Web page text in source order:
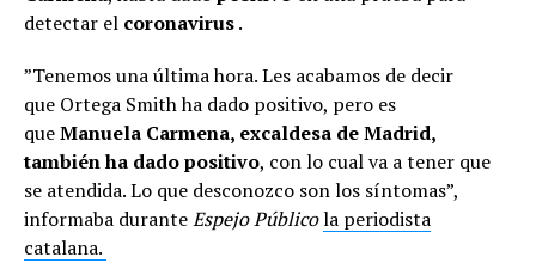
detectar el coronavirus.
”Tenemos una última hora. Les acabamos de decir
que Ortega Smith ha dado positivo, pero es
queManuela Carmena, excaldesa de Madrid,
también ha dado positivo, con lo cual va a tener que
se atendida. Lo que desconozco son los síntomas”,
informaba duranteEspejo Públicola periodista
catalana.